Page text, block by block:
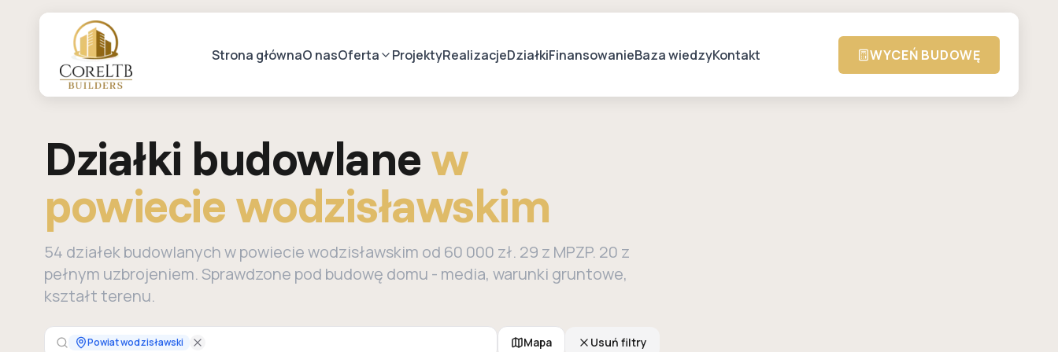
Strona głównaO nasOferta ProjektyRealizacjeDziałkiFinansowanieBaza wiedzyKontakt WYCEŃ BUDOWĘ
Działki budowlanew
powiecie wodzisławskim
54 działek budowlanych w powiecie wodzisławskim od 60 000 zł. 29 z MPZP. 20 z
pełnym uzbrojeniem. Sprawdzone pod budowę domu - media, warunki gruntowe,
kształt terenu.
Powiat wodzisławski Mapa Usuń filtry